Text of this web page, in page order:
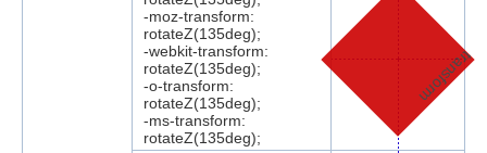
-moz-transform:
rotateZ(135deg);
-webkit-transform:
rotateZ(135deg);
-o-transform:
rotateZ(135deg);
-ms-transform:
rotateZ(135deg);
transform